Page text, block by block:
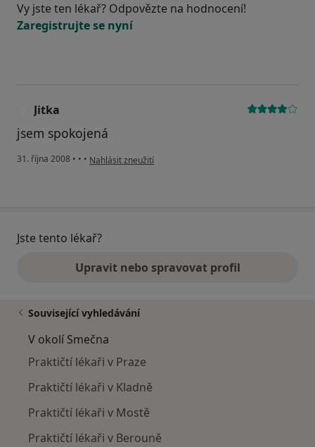
Vy jste ten lékař? Odpovězte na hodnocení!
Zaregistrujte se nyní
Jitka
jsem spokojená
31. října 2008 • • • podle názoru uživatele Jitka
Nahlásit zneužití
Jste tento lékař?
Upravit nebo spravovat profil
Související vyhledávání
V okolí Smečna
Praktičtí lékaři v Praze
Praktičtí lékaři v Kladně
Praktičtí lékaři v Mostě
Praktičtí lékaři v Berouně